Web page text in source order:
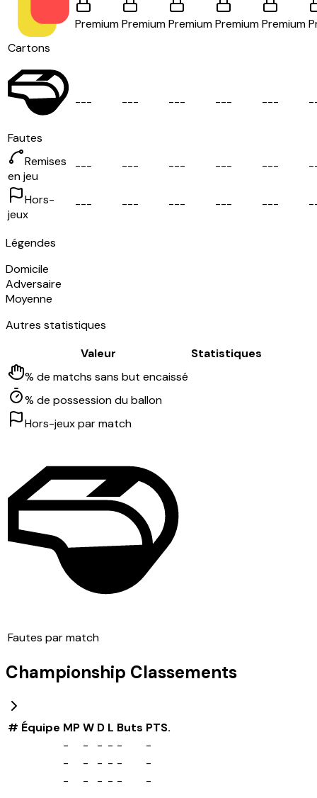
Cartons
PremiumPremiumPremiumPremiumPremium
Fautes
--- --- --- --- --- -
Remises
en jeu
--- --- --- --- --- -
Hors-
jeux
--- --- --- --- --- -
Légendes
Domicile
Adversaire
Moyenne
Autres statistiques
Valeur
Statistiques
% de matchs sans but encaissé
% de possession du ballon
Hors-jeux par match
Fautes par match
Championship Classements
# Équipe MPW D L Buts PTS.
-
- - - -
-
-
- - - -
-
-
- - - -
-